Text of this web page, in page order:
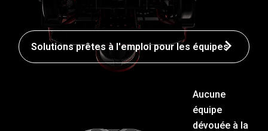
Solutions prêtes à l'emploi pour les équipes
Aucune
équipe
dévouée à la